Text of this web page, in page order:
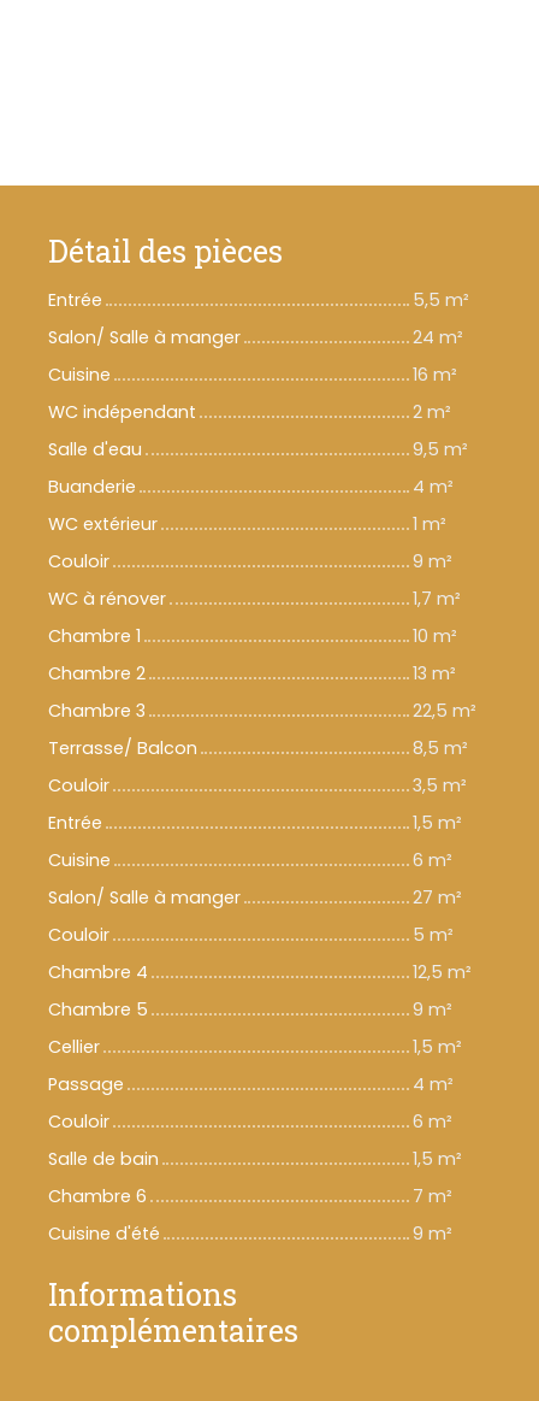
Détail des pièces
Entrée
5,5 m²
Salon/ Salle à manger
24 m²
Cuisine
16 m²
WC indépendant
2 m²
Salle d'eau
9,5 m²
Buanderie
4 m²
WC extérieur
1 m²
Couloir
9 m²
WC à rénover
1,7 m²
Chambre 1
10 m²
Chambre 2
13 m²
Chambre 3
22,5 m²
Terrasse/ Balcon
8,5 m²
Couloir
3,5 m²
Entrée
1,5 m²
Cuisine
6 m²
Salon/ Salle à manger
27 m²
Couloir
5 m²
Chambre 4
12,5 m²
Chambre 5
9 m²
Cellier
1,5 m²
Passage
4 m²
Couloir
6 m²
Salle de bain
1,5 m²
Chambre 6
7 m²
Cuisine d'été
9 m²
Informations
complémentaires